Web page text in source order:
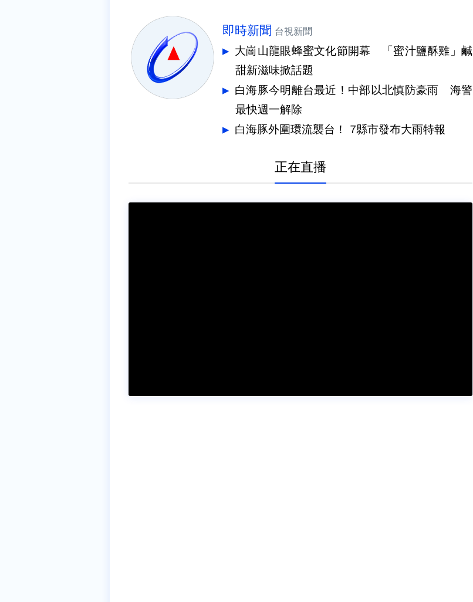
即時新聞 台視新聞
大崗山龍眼蜂蜜文化節開幕 「蜜汁鹽酥雞」鹹
甜新滋味掀話題
白海豚今明離台最近！中部以北慎防豪雨 海警
最快週一解除
白海豚外圍環流襲台！ 7縣市發布大雨特報
正在直播